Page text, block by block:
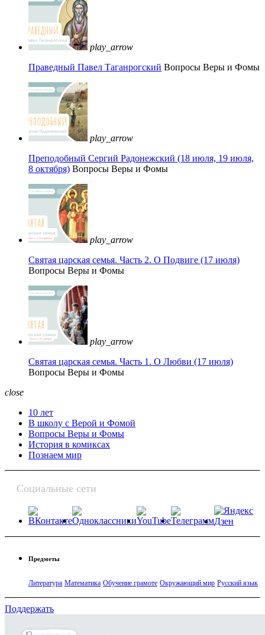
play_arrow
Праведный Павел Таганрогский Вопросы Веры и Фомы
play_arrow
Преподобный Сергий Радонежский (18 июля, 19 июля,
8 октября) Вопросы Веры и Фомы
play_arrow
Святая царская семья. Часть 2. О Подвиге (17 июля)
Вопросы Веры и Фомы
play_arrow
Святая царская семья. Часть 1. О Любви (17 июля)
Вопросы Веры и Фомы
close
10 лет
В школу с Верой и Фомой
Вопросы Веры и Фомы
История в комиксах
Познаем мир
Социальные сети
Предметы
Литература Математика Обучение грамоте Окружающий мир Русский язык
Поддержать